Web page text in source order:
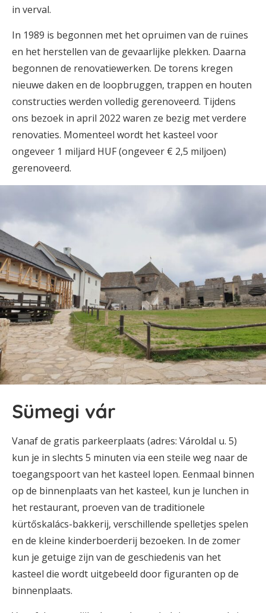
in verval.
In 1989 is begonnen met het opruimen van de ruïnes
en het herstellen van de gevaarlijke plekken. Daarna
begonnen de renovatiewerken. De torens kregen
nieuwe daken en de loopbruggen, trappen en houten
constructies werden volledig gerenoveerd. Tijdens
ons bezoek in april 2022 waren ze bezig met verdere
renovaties. Momenteel wordt het kasteel voor
ongeveer 1 miljard HUF (ongeveer € 2,5 miljoen)
gerenoveerd.
Sümegi vár
Vanaf de gratis parkeerplaats (adres: Vároldal u. 5)
kun je in slechts 5 minuten via een steile weg naar de
toegangspoort van het kasteel lopen. Eenmaal binnen
op de binnenplaats van het kasteel, kun je lunchen in
het restaurant, proeven van de traditionele
kürtőskalács-bakkerij, verschillende spelletjes spelen
en de kleine kinderboerderij bezoeken. In de zomer
kun je getuige zijn van de geschiedenis van het
kasteel die wordt uitgebeeld door figuranten op de
binnenplaats.